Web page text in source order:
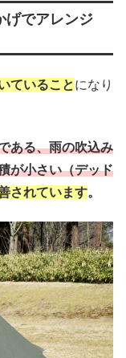
げでアレンジ
ていることになり
ある、雨の吹込み
が小さい（デッド
されています。